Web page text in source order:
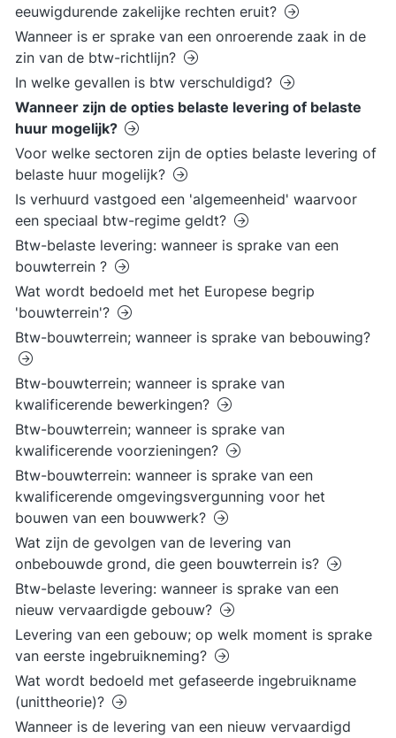
eeuwigdurende zakelijke rechten eruit?
Wanneer is er sprake van een onroerende zaak in de
zin van de btw-richtlijn?
In welke gevallen is btw verschuldigd?
Wanneer zijn de opties belaste levering of belaste
huur mogelijk?
Voor welke sectoren zijn de opties belaste levering of
belaste huur mogelijk?
Is verhuurd vastgoed een 'algemeenheid' waarvoor
een speciaal btw-regime geldt?
Btw-belaste levering: wanneer is sprake van een
bouwterrein ?
Wat wordt bedoeld met het Europese begrip
'bouwterrein'?
Btw-bouwterrein; wanneer is sprake van bebouwing?
Btw-bouwterrein; wanneer is sprake van
kwalificerende bewerkingen?
Btw-bouwterrein; wanneer is sprake van
kwalificerende voorzieningen?
Btw-bouwterrein: wanneer is sprake van een
kwalificerende omgevingsvergunning voor het
bouwen van een bouwwerk?
Wat zijn de gevolgen van de levering van
onbebouwde grond, die geen bouwterrein is?
Btw-belaste levering: wanneer is sprake van een
nieuw vervaardigde gebouw?
Levering van een gebouw; op welk moment is sprake
van eerste ingebruikneming?
Wat wordt bedoeld met gefaseerde ingebruikname
(unittheorie)?
Wanneer is de levering van een nieuw vervaardigd